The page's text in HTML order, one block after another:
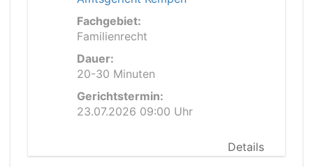
Fachgebiet:
Familienrecht
Dauer:
20-30 Minuten
Gerichtstermin:
23.07.2026 09:00 Uhr
Details